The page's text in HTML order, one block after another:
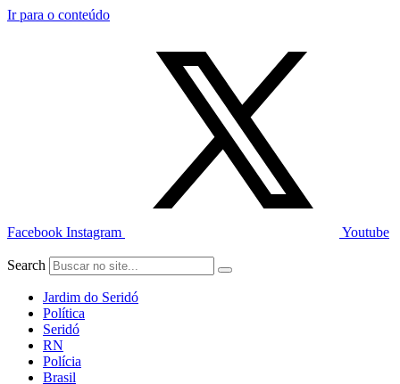
Ir para o conteúdo
Facebook Instagram Youtube
Search
Jardim do Seridó
Política
Seridó
RN
Polícia
Brasil